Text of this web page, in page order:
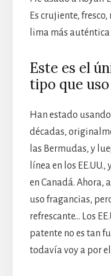
Es crujiente,
lima más
Este es el
tipo que
Han estado
décadas,
las Bermudas, y
línea en los
en Canadá. Ahora,
uso fragancias,
refrescante… Los
patente no es tan
todavía voy a por